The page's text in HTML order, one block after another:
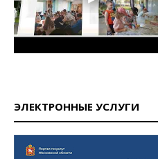
ЭЛЕКТРОННЫЕ УСЛУГИ